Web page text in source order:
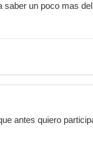
saber un poco mas
antes quiero